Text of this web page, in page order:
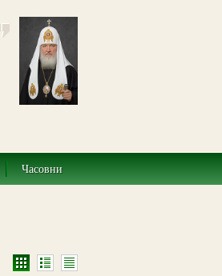
Часовни